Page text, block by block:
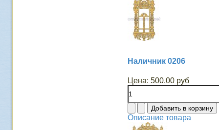
Наличник 0206
Цена: 500,00 руб
Описание товара